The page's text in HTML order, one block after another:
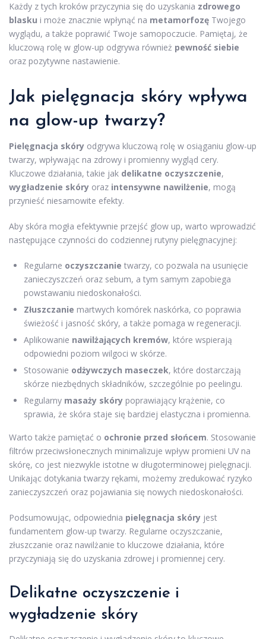
Każdy z tych kroków przyczynia się do uzyskania zdrowego
blasku i może znacznie wpłynąć na metamorfozę Twojego
wyglądu, a także poprawić Twoje samopoczucie. Pamiętaj, że
kluczową rolę w glow-up odgrywa również pewność siebie
oraz pozytywne nastawienie.
Jak pielęgnacja skóry wpływa
na glow-up twarzy?
Pielęgnacja skóry odgrywa kluczową rolę w osiąganiu glow-up
twarzy, wpływając na zdrowy i promienny wygląd cery.
Kluczowe działania, takie jak delikatne oczyszczenie,
wygładzenie skóry oraz intensywne nawilżenie, mogą
przynieść niesamowite efekty.
Aby skóra mogła efektywnie przejść glow up, warto wprowadzić
następujące czynności do codziennej rutyny pielęgnacyjnej:
Regularne oczyszczanie twarzy, co pozwala na usunięcie
zanieczyszczeń oraz sebum, a tym samym zapobiega
powstawaniu niedoskonałości.
Złuszczanie martwych komórek naskórka, co poprawia
świeżość i jasność skóry, a także pomaga w regeneracji.
Aplikowanie nawilżających kremów, które wspierają
odpowiedni poziom wilgoci w skórze.
Stosowanie odżywczych maseczek, które dostarczają
skórze niezbędnych składników, szczególnie po peelingu.
Regularny masaży skóry poprawiający krążenie, co
sprawia, że skóra staje się bardziej elastyczna i promienna.
Warto także pamiętać o ochronie przed słońcem. Stosowanie
filtrów przeciwsłonecznych minimalizuje wpływ promieni UV na
skórę, co jest niezwykle istotne w długoterminowej pielęgnacji.
Unikając dotykania twarzy rękami, możemy zredukować ryzyko
zanieczyszczeń oraz pojawiania się nowych niedoskonałości.
Podsumowując, odpowiednia pielęgnacja skóry jest
fundamentem glow-up twarzy. Regularne oczyszczanie,
złuszczanie oraz nawilżanie to kluczowe działania, które
przyczyniają się do uzyskania zdrowej i promiennej cery.
Delikatne oczyszczenie i
wygładzenie skóry